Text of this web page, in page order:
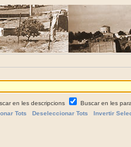
en les descripcions
Buscar en les
Tots
Deseleccionar Tots Invertir